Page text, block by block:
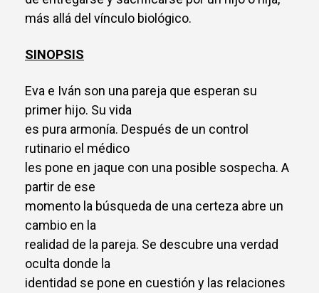
más allá del vínculo biológico.
SINOPSIS
Eva e Iván son una pareja que esperan su
primer hijo. Su vida
es pura armonía. Después de un control
rutinario el médico
les pone en jaque con una posible sospecha. A
partir de ese
momento la búsqueda de una certeza abre un
cambio en la
realidad de la pareja. Se descubre una verdad
oculta donde la
identidad se pone en cuestión y las relaciones